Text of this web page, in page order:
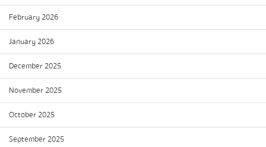
February 2026
January 2026
December 2025
November 2025
October 2025
September 2025